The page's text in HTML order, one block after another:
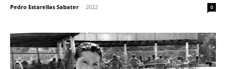
Pedro Estarellas Sabater - 2022 0